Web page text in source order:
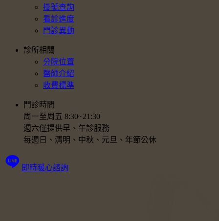
掛號查詢
看診進度
門診異動
診所相關
分院位置
醫師介紹
收費標準
門診時間
周一至周五 8:30~21:30
週六僅提供早、午診服務
每週日、清明、中秋、元旦、年節公休
即時暖心諮詢